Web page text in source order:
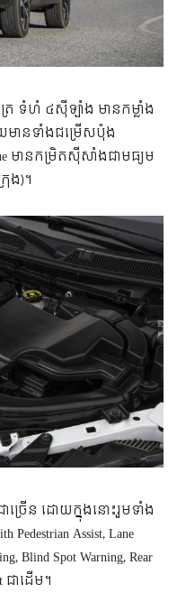
ទំហំ ៤ស៊ីឡាំង មានកម្លាំង
ានទាំងជម្រើសប៉ុង
មានកម្រិតស៊ីសាំងជាមធ្យម
ង)។
ាច្រើន ដោយក្នុងនោះរួមទាំង
Pedestrian Assist, Lane
Blind Spot Warning, Rear
ជាដើម។